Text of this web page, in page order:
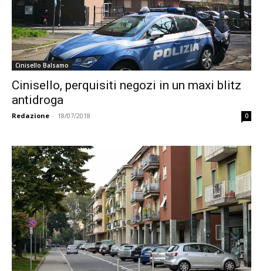
Cinisello Balsamo
Cinisello, perquisiti negozi in un maxi blitz
antidroga
Redazione - 18/07/2018 0